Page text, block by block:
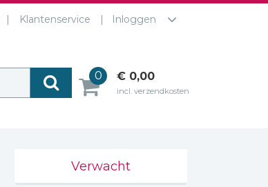
Klantenservice Inloggen
0 € 0,00
incl. verzendkosten
Verwacht